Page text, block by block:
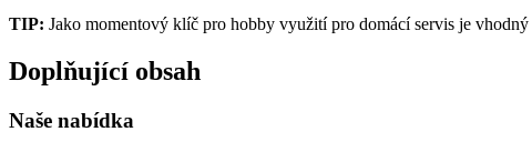
TIP: Jako momentový klíč pro hobby využití pro domácí servis je vhodný
Doplňující obsah
Naše nabídka